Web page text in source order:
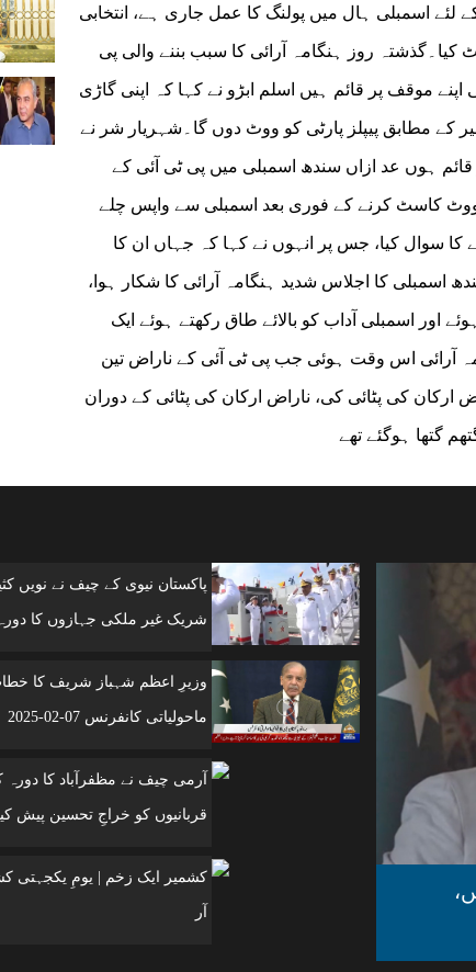
اسمبلی ہال میں پولنگ کا عمل جاری ہے، انتخابی
کیا۔گذشتہ روز ہنگامہ آرائی کا سبب بننے والی پی
موقف پر قائم ہیں اسلم ابڑو نے کہا کہ اپنی گاڑی
مطابق پیپلز پارٹی کو ووٹ دوں گا۔شہریار شر نے
قائم ہوں عد ازاں سندھ اسمبلی میں پی ٹی آئی کے
ووٹ کاسٹ کرنے کے فوری بعد اسمبلی سے واپس چلے
کا سوال کیا، جس پر انہوں نے کہا کہ جہاں ان کا
کا اجلاس شدید ہنگامہ آرائی کا شکار ہوا،
اور اسمبلی آداب کو بالائے طاق رکھتے ہوئے ایک
آرائی اس وقت ہوئی جب پی ٹی آئی کے ناراض تین
ارکان کی پٹائی کی، ناراض ارکان کی پٹائی کے دوران
گتھا ہوگئے تھے
پاکستان نیوی کے چیف نے نویں
شریک غیر ملکی جہازوں کا
وزیرِ اعظم شہباز شریف کا
ماحولیاتی کانفرنس 07-02-2025
آرمی چیف نے مظفرآباد کا
قربانیوں کو خراجِ تحسین پیش
آر